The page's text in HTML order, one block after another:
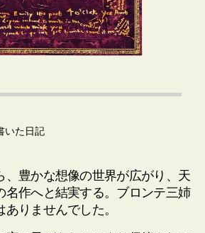
いた日記
、豊かな想像の世界が広がり、天
名作へと結実する。ブロンテ三姉
りませんでした。